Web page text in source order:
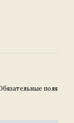
поля